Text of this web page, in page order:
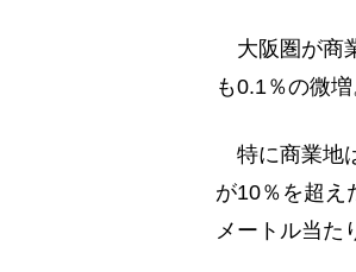
大阪圏が商
も0.1％の微
特に商業地
が10％を超え
メートル当た